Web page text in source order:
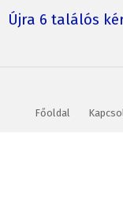
Újra 6 találós
Főoldal